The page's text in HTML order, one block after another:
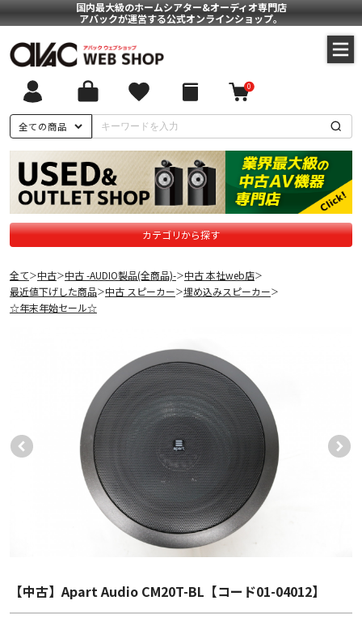
国内最大級のホームシアター&オーディオ専門店
アバックが運営する公式オンラインショップ。
全ての商品
0
カテゴリから探す
全て＞中古＞中古 -AUDIO製品(全商品)-＞中古 本社web店＞
最近値下げした商品＞中古 スピーカー＞埋め込みスピーカー＞
☆年末年始セール☆
【中古】Apart Audio CM20T-BL【コード01-04012】